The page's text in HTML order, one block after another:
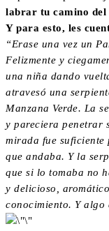
labrar tu camino del
Y para esto, les
“Erase una vez un
Felizmente y
una niña dando
atravesó una
Manzana Verde. La
y pareciera penetrar
mirada fue suficiente
que andaba. Y la
que si lo tomaba no
y delicioso,
conocimiento. Y algo